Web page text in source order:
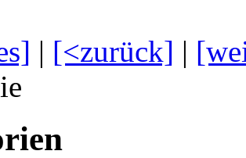
| [<zurück] |